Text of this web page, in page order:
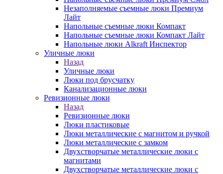
Незаполняемые съемные люки Премиум
Лайт
Напольные съемные люки Компакт
Напольные съемные люки Компакт Лайт
Напольные люки Alkraft Инспектор
Уличные люки
Назад
Уличные люки
Люки под брусчатку
Канализационные люки
Ревизионные люки
Назад
Ревизионные люки
Люки пластиковые
Люки металлические с магнитом и ручкой
Люки металлические с замком
Двухстворчатые металлические люки с
магнитами
Двухстворчатые металлические люки с